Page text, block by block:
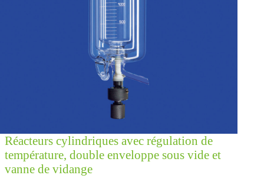
Réacteurs cylindriques avec régulation de
température, double enveloppe sous vide et
vanne de vidange